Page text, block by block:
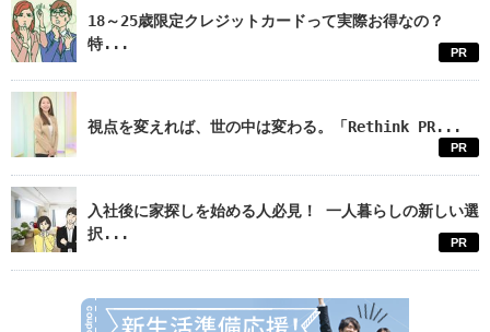
18～25歳限定クレジットカードって実際お得なの？
特...
PR
視点を変えれば、世の中は変わる。「Rethink PR...
PR
入社後に家探しを始める人必見！ 一人暮らしの新しい選
択...
PR